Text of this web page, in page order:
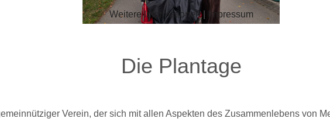
Die Plantage
Verein, der sich mit allen Aspekten des Zusammenlebens von
Weitere Informationen| Impressum